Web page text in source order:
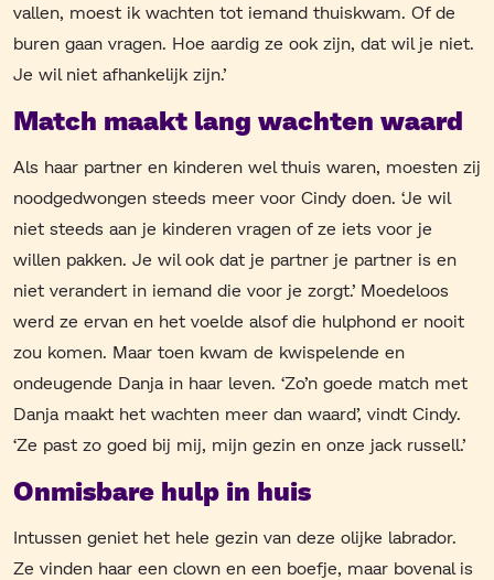
vallen, moest ik wachten tot iemand thuiskwam. Of de
buren gaan vragen. Hoe aardig ze ook zijn, dat wil je niet.
Je wil niet afhankelijk zijn.’
Match maakt lang wachten waard
Als haar partner en kinderen wel thuis waren, moesten zij
noodgedwongen steeds meer voor Cindy doen. ‘Je wil
niet steeds aan je kinderen vragen of ze iets voor je
willen pakken. Je wil ook dat je partner je partner is en
niet verandert in iemand die voor je zorgt.’ Moedeloos
werd ze ervan en het voelde alsof die hulphond er nooit
zou komen. Maar toen kwam de kwispelende en
ondeugende Danja in haar leven. ‘Zo’n goede match met
Danja maakt het wachten meer dan waard’, vindt Cindy.
‘Ze past zo goed bij mij, mijn gezin en onze jack russell.’
Onmisbare hulp in huis
Intussen geniet het hele gezin van deze olijke labrador.
Ze vinden haar een clown en een boefje, maar bovenal is